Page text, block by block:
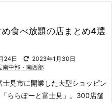
食べ放題の店まとめ4選
24日
2023年1月30日
南中部・南西部
士見市に開業した大型ショッピン
ららぽーと富士見」。 300店舗